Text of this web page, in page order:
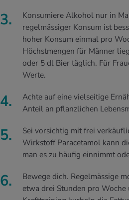
Konsumiere Alkohol nur in
regelmässiger Konsum ist
hoher Konsum einmal pro
Höchstmengen für Männer
oder 5 dl Bier täglich. Für
Werte.
Achte auf eine vielseitige
Anteil an pflanzlichen
Sei vorsichtig mit frei
Wirkstoff Paracetamol kann
man es zu häufig einnimmt
Bewege dich. Regelmässige
etwa drei Stunden pro